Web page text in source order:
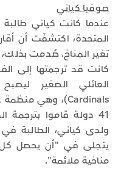
صوفيا كياني
عندما كانت كياني طالبة
المتحدة، اكتشفَت أن
تغير المناخ. صُدمت
كانت قد ترجمتها إلى
41 دولة قاموا
ولدى كياني، الطالبة
يتجلى في "أن يحصل
مناخية ملائمة".